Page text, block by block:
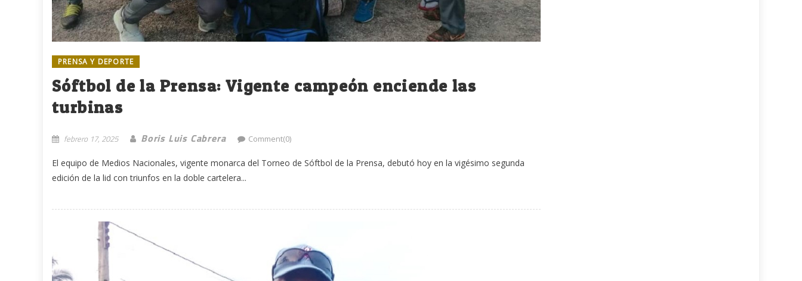
PRENSA Y DEPORTE
Sóftbol de la Prensa: Vigente campeón enciende las
turbinas
febrero 17, 2025 Boris Luis Cabrera Comment(0)
El equipo de Medios Nacionales, vigente monarca del Torneo de Sóftbol de la Prensa, debutó hoy en la vigésimo segunda
edición de la lid con triunfos en la doble cartelera...